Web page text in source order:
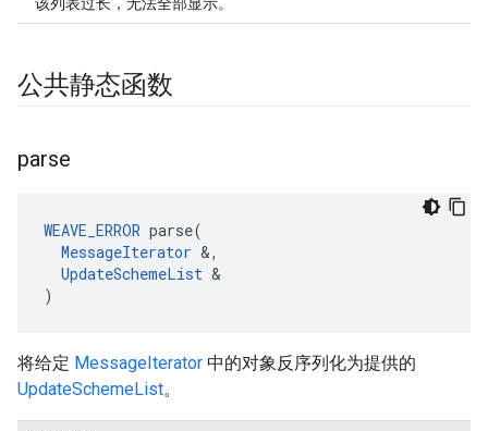
公共静态函数
parse
WEAVE_ERROR parse(
MessageIterator &,
UpdateSchemeList &
)
将给定 MessageIterator 中的对象反序列化为提供的
UpdateSchemeList。